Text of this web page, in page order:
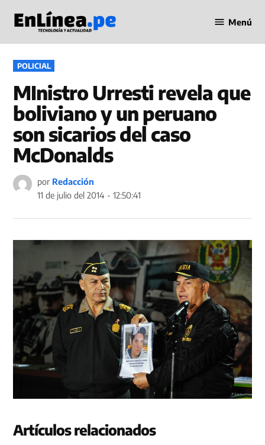
contenido
en Línea
Menú
PUBLICADO
EN
POLICIAL
MInistro Urresti revela que
boliviano y un peruano
son sicarios del caso
McDonalds
por Redacción
11 de julio del 2014 - 12:50:41
Artículos relacionados